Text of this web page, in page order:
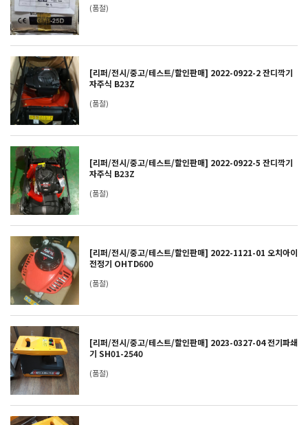
(품절)
[리퍼/전시/중고/테스트/할인판매] 2022-0922-2 잔디깍기
자주식 B23Z
(품절)
[리퍼/전시/중고/테스트/할인판매] 2022-0922-5 잔디깍기
자주식 B23Z
(품절)
[리퍼/전시/중고/테스트/할인판매] 2022-1121-01 오치아이
전정기 OHTD600
(품절)
[리퍼/전시/중고/테스트/할인판매] 2023-0327-04 전기파쇄
기 SH01-2540
(품절)